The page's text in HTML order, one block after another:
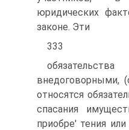
юридических
законе. Эти
333
внедоговорными,
относятся
спасания
приобре' тения